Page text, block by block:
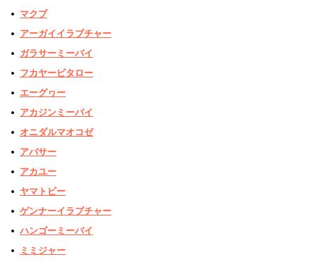
マクブ
アーガイイラブチャー
ガラサーミーバイ
フカヤービタロー
エーグヮー
アカジンミーバイ
オニダルマオコゼ
アバサー
アカユー
ヤマトビー
ゲンナーイラブチャー
ハンゴーミーバイ
ミミジャー